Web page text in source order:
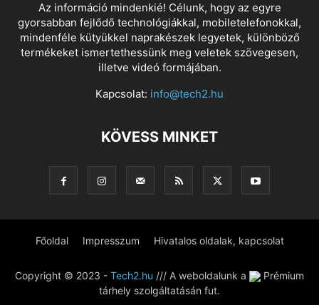
Az információ mindenkié! Célunk, hogy az egyre
gyorsabban fejlődő technológiákkal, mobiletelefonokkal,
mindenféle kütyükkel naprakészek legyetek, különböző
termékeket ismertethessünk meg veletek szövegesen,
illetve videó formájában.
Kapcsolat: info@tech2.hu
KÖVESS MINKET
Főoldal Impresszum Hivatalos oldalak, kapcsolat
Copyright © 2023 - Tech2.hu /// A weboldalunk a
Prémium
tárhely szolgáltatásán fut.